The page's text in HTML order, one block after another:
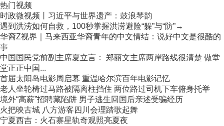
热门视频
时政微视频丨习近平与世界遗产：鼓浪琴韵
遇到洪涝如何自救，100秒掌握洪涝避险“躲”与“防”→
华裔Z视界｜马来西亚华裔青年的中文情结：说好中文是很酷的
事
中国国民党前副主席夏立言： 郑丽文主席两岸路线很清楚 做堂
堂正正中国...
首届太阳岛电影周启幕 重温哈尔滨百年电影记忆
老人坐轮椅过马路被隔离柱挡住 两位路过司机下车俯身托举
境外“高薪”招聘藏陷阱 男子逃生回国后亲述受骗经历
火把映古城 八方游客四川会理踏歌起舞
宁夏西吉：火石寨星轨奇观照亮夏夜